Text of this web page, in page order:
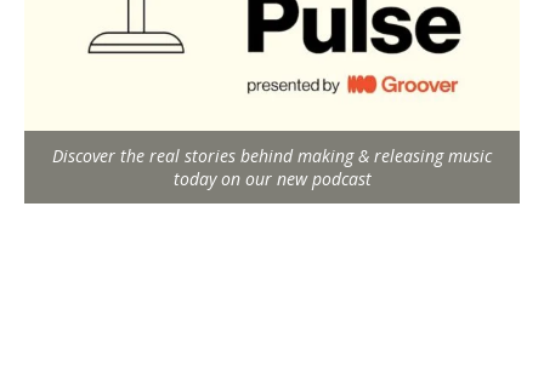
Discover the real stories behind making & releasing music
today on our new podcast